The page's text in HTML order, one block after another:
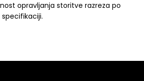
opravljanja storitve razreza po
specifikaciji.